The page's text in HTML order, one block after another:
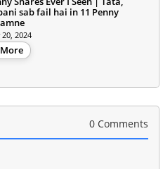
sab fail hai in 11 Penny
2024
0 Comments